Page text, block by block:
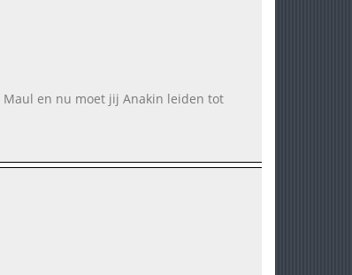
en nu moet jij Anakin leiden tot